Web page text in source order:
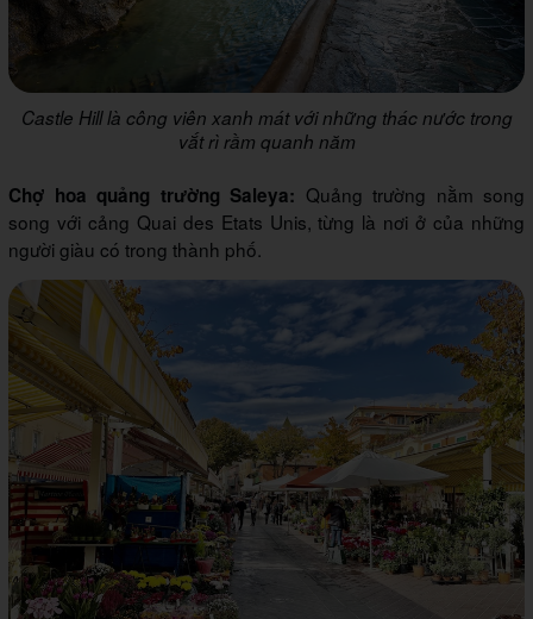
Castle Hill là công viên xanh mát với những thác nước trong
vắt rì rầm quanh năm
Chợ hoa quảng trường Saleya: Quảng trường nằm song
song với cảng Quai des Etats Unis, từng là nơi ở của những
người giàu có trong thành phố.